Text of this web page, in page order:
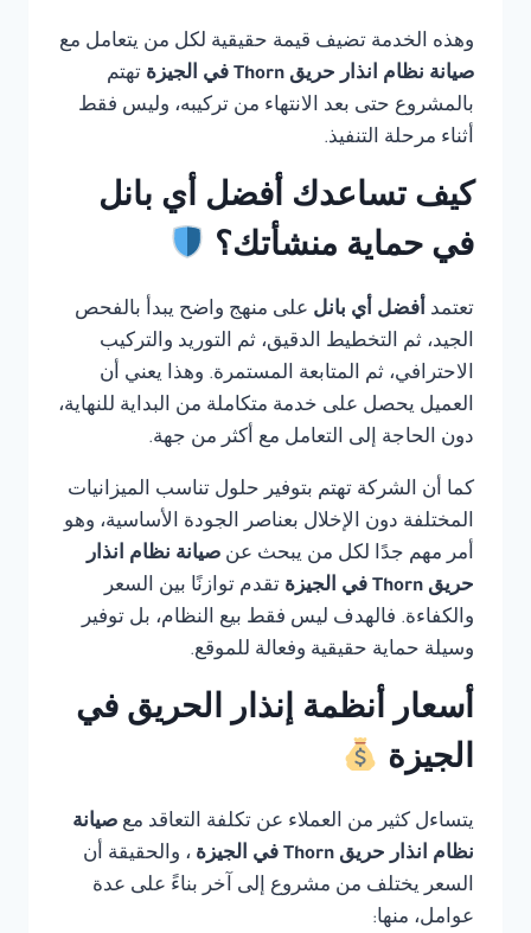
وهذه الخدمة تضيف قيمة حقيقية لكل من يتعامل مع
صيانة نظام انذار حريق Thorn في الجيزة
تهتم
بالمشروع حتى بعد الانتهاء من تركيبه، وليس فقط
أثناء مرحلة التنفيذ.
كيف تساعدك أفضل أي بانل
في حماية منشأتك؟
تعتمد أفضل أي بانل على منهج واضح يبدأ بالفحص
الجيد، ثم التخطيط الدقيق، ثم التوريد والتركيب
الاحترافي، ثم المتابعة المستمرة. وهذا يعني أن
العميل يحصل على خدمة متكاملة من البداية للنهاية،
دون الحاجة إلى التعامل مع أكثر من جهة.
كما أن الشركة تهتم بتوفير حلول تناسب الميزانيات
المختلفة دون الإخلال بعناصر الجودة الأساسية، وهو
أمر مهم جدًا لكل من يبحث عن صيانة نظام انذار
حريق Thorn في الجيزة
تقدم توازنًا بين السعر
والكفاءة. فالهدف ليس فقط بيع النظام، بل توفير
وسيلة حماية حقيقية وفعالة للموقع.
أسعار أنظمة إنذار الحريق في
الجيزة
يتساءل كثير من العملاء عن تكلفة التعاقد مع صيانة
نظام انذار حريق Thorn في الجيزة
، والحقيقة أن
السعر يختلف من مشروع إلى آخر بناءً على عدة
عوامل، منها: